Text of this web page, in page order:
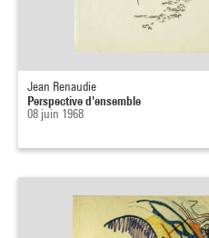
Jean Renaudie
Perspective d'ensemble
08 juin 1968